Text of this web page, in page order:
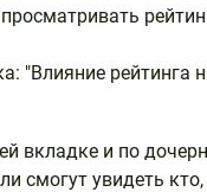
"Влияние рейтинга
вкладке и по
смогут увидеть